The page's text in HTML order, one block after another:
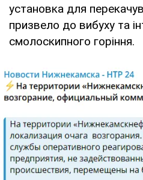
установка для
призвело до вибуху та
смолоскипного горіння.